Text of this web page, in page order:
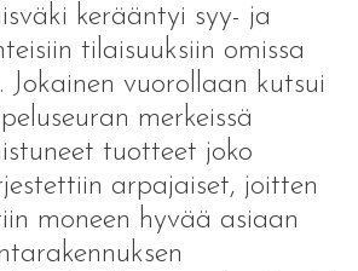
kerääntyi syy- ja
tilaisuuksiin omissa
Jokainen vuorollaan kutsui
merkeissä
tuotteet joko
arpajaiset, joitten
moneen hyvää asiaan